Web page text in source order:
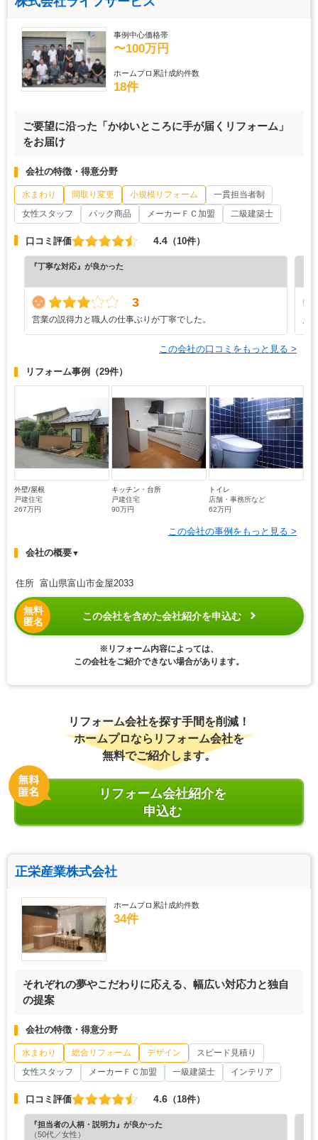
事例中心価格帯
〜100万円
ホームプロ累計成約件数
18件
ご要望に沿った「かゆいところに手が届くリフォーム」
をお届け
会社の特徴・得意分野
水まわり 間取り変更 小規模リフォーム
一貫担当者制
女性スタッフ
パック商品 メーカーＦＣ加盟 二級建築士
口コミ評価 4.4 （10件）
『丁寧な対応』が良かった
3
営業の説得力と職人の仕事ぶりが丁寧でした。
この会社の口コミをもっと見る >
リフォーム事例 （29件）
外壁/屋根
戸建住宅
267万円
キッチン・台所
戸建住宅
90万円
トイレ
店舗・事務所など
62万円
この会社の事例をもっと見る >
会社の概要▼
住所 富山県富山市金屋2033
無料
匿名
この会社を含めた会社紹介を申込む
※リフォーム内容によっては、
この会社をご紹介できない場合があります。
リフォーム会社を探す手間を削減！
ホームプロならリフォーム会社を
無料でご紹介します。
リフォーム会社紹介を
申込む
正栄産業株式会社
ホームプロ累計成約件数
34件
それぞれの夢やこだわりに応える、幅広い対応力と独自
の提案
会社の特徴・得意分野
水まわり 総合リフォーム デザイン
スピード見積り
女性スタッフ
メーカーＦＣ加盟 一級建築士 インテリア
口コミ評価 4.6 （18件）
『担当者の人柄・説明力』が良かった
（50代／女性）